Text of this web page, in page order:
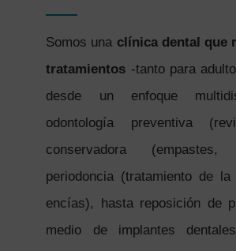
Somos una clínica dental que
tratamientos -tanto para
desde un enfoque
odontología preventiva
conservadora
periodoncia (tratamiento de
encías), hasta reposición de
medio de implantes